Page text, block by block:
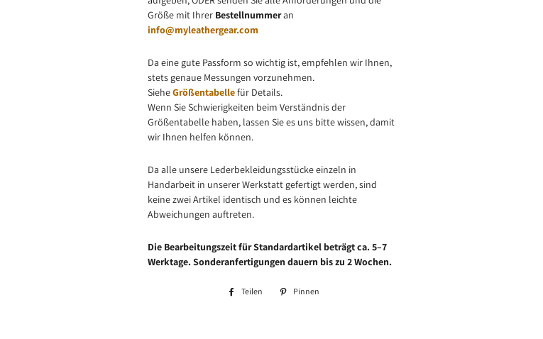
Größe mit Ihrer Bestellnummeran
info@myleathergear.com
Da eine gute Passform so wichtig ist, empfehlen wir Ihnen,
stets genaue Messungen vorzunehmen.
SieheGrößentabellefür Details.
Wenn Sie Schwierigkeiten beim Verständnis der
Größentabelle haben, lassen Sie es uns bitte wissen, damit
wir Ihnen helfen können.
Da alle unsere Lederbekleidungsstücke einzeln in
Handarbeit in unserer Werkstatt gefertigt werden, sind
keine zwei Artikel identisch und es können leichte
Abweichungen auftreten.
Die Bearbeitungszeit für Standardartikel beträgt ca. 5–7
Werktage. Sonderanfertigungen dauern bis zu 2 Wochen.
Teilen
Auf
Pinnen